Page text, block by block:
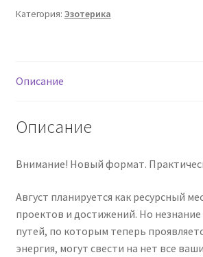
Финансовые
обновлений
Категория: Эзотерика
Описание
Описание
Внимание! Новый формат.
Август планируется как ресурсный
проектов и достижений. Но
путей, по которым теперь
энергия, могут свести на нет все